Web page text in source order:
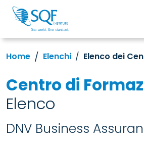
Home Elenchi Elenco dei
Centro di
Elenco
DNV Business